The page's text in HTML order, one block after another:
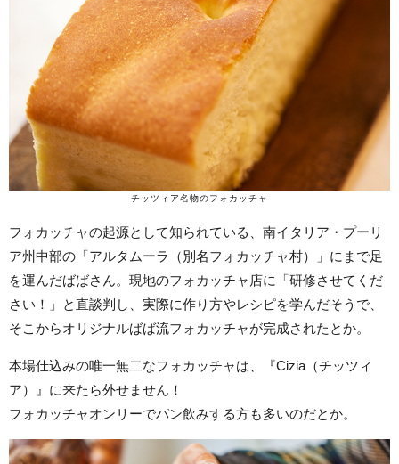
チッツィア名物のフォカッチャ
フォカッチャの起源として知られている、南イタリア・プーリ
ア州中部の「アルタムーラ（別名フォカッチャ村）」にまで足
を運んだばばさん。現地のフォカッチャ店に「研修させてくだ
さい！」と直談判し、実際に作り方やレシピを学んだそうで、
そこからオリジナルばば流フォカッチャが完成されたとか。
本場仕込みの唯一無二なフォカッチャは、『Cizia（チッツィ
ア）』に来たら外せません！
フォカッチャオンリーでパン飲みする方も多いのだとか。